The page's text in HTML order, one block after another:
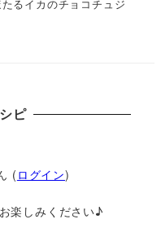
るイカのチョコチュジ
ピ
( ログイン)
楽しみください♪